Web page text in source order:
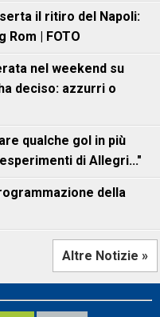
il ritiro del Napoli:
Rom | FOTO
nel weekend su
deciso: azzurri o
qualche gol in più
di Allegri..."
della
Altre Notizie »